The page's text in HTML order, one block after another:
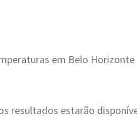
em Belo Horizonte
resultados estarão